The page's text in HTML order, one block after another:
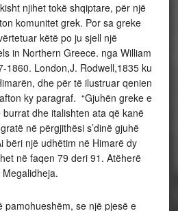
njihet tokë shqiptare, për një
komunitet grek. Por sa greke
këtë po ju sjell një
in Northern Greece. nga William
1860. London,J. Rodwell,1835 ku
dhe për të ilustruar qenien
ky paragraf. “Gjuhën greke e
dhe italishten ata që kanë
në përgjithësi s’dinë gjuhë
bëri një udhëtim në Himarë dy
në faqen 79 deri 91. Atëherë
Megalidheja.
pamohueshëm, se një pjesë e